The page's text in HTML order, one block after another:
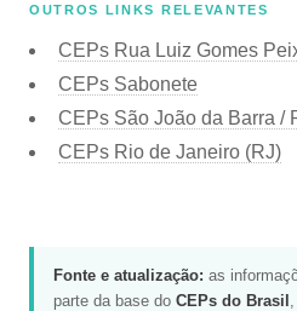
OUTROS LINKS RELEVANTES
CEPs Rua Luiz Gomes
CEPs Sabonete
CEPs São João da Barra /
CEPs Rio de Janeiro (RJ)
Fonte e atualização: as
parte da base do CEPs do Brasil